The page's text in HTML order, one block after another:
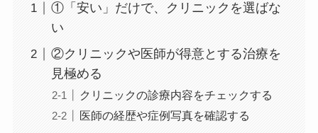
①「安い」だけで、クリニックを選ばな
い
②クリニックや医師が得意とする治療を
見極める
クリニックの診療内容をチェックする
医師の経歴や症例写真を確認する